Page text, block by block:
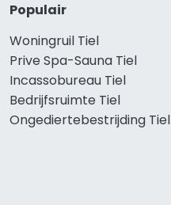
Populair
Woningruil Tiel
Prive Spa-Sauna Tiel
Incassobureau Tiel
Bedrijfsruimte Tiel
Ongediertebestrijding Tiel